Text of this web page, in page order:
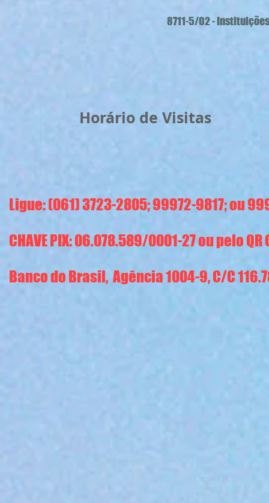
8711-5/02 -
Horário de Visitas
Ligue: (061) 3723-2805; 99972-9817; ou
CHAVE PIX: 06.078.589/0001-27 ou pelo
Banco do Brasil, Agência 1004-9, C/C